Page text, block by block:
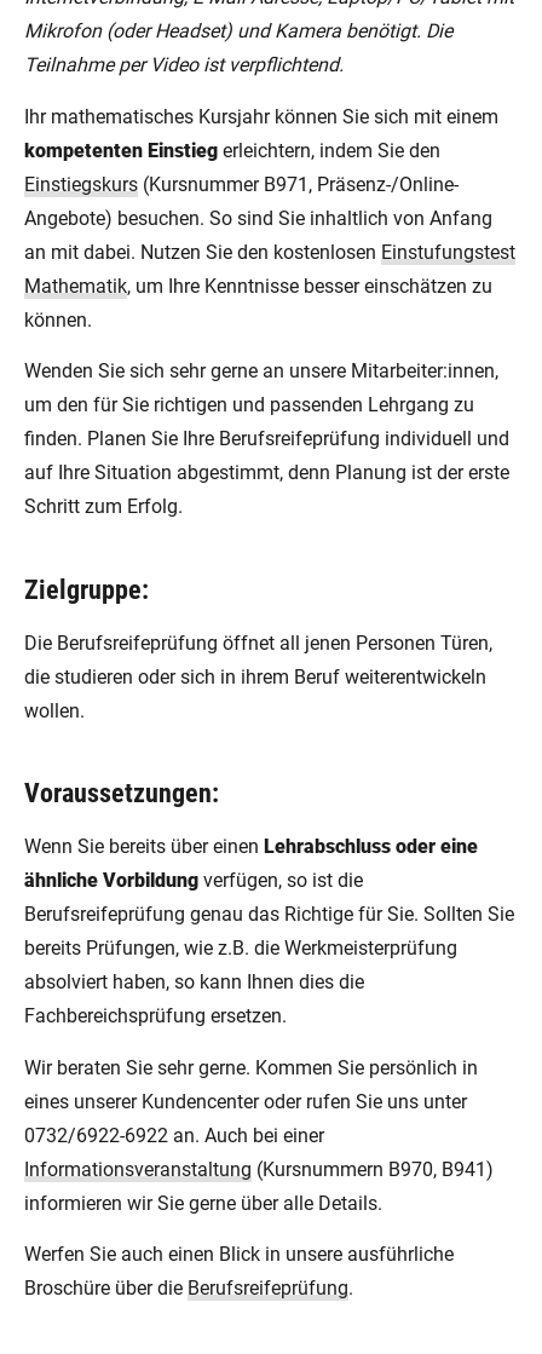
Mikrofon (oder Headset) und Kamera benötigt. Die
Teilnahme per Video ist verpflichtend.
Ihr mathematisches Kursjahr können Sie sich mit einem
kompetenten Einstieg erleichtern, indem Sie den
Einstiegskurs (Kursnummer B971, Präsenz-/Online-
Angebote) besuchen. So sind Sie inhaltlich von Anfang
an mit dabei. Nutzen Sie den kostenlosen Einstufungstest
Mathematik, um Ihre Kenntnisse besser einschätzen zu
können.
Wenden Sie sich sehr gerne an unsere Mitarbeiter:innen,
um den für Sie richtigen und passenden Lehrgang zu
finden. Planen Sie Ihre Berufsreifeprüfung individuell und
auf Ihre Situation abgestimmt, denn Planung ist der erste
Schritt zum Erfolg.
Zielgruppe:
Die Berufsreifeprüfung öffnet all jenen Personen Türen,
die studieren oder sich in ihrem Beruf weiterentwickeln
wollen.
Voraussetzungen:
Wenn Sie bereits über einen Lehrabschluss oder eine
ähnliche Vorbildung verfügen, so ist die
Berufsreifeprüfung genau das Richtige für Sie. Sollten Sie
bereits Prüfungen, wie z.B. die Werkmeisterprüfung
absolviert haben, so kann Ihnen dies die
Fachbereichsprüfung ersetzen.
Wir beraten Sie sehr gerne. Kommen Sie persönlich in
eines unserer Kundencenter oder rufen Sie uns unter
0732/6922-6922 an. Auch bei einer
Informationsveranstaltung (Kursnummern B970, B941)
informieren wir Sie gerne über alle Details.
Werfen Sie auch einen Blick in unsere ausführliche
Broschüre über die Berufsreifeprüfung.